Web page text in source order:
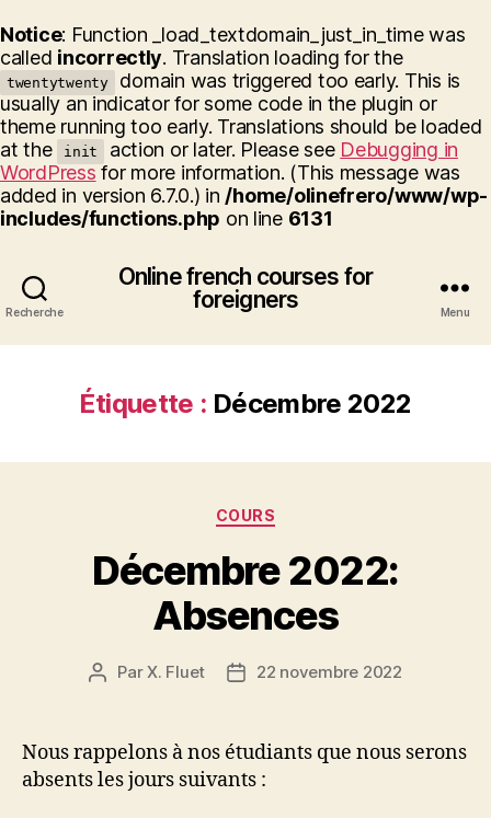
Notice: Function _load_textdomain_just_in_time was
called incorrectly. Translation loading for the
twentytwenty
domain was triggered too early. This is
usually an indicator for some code in the plugin or
theme running too early. Translations should be loaded
at the
init action or later. Please see Debugging in
WordPress for more information. (This message was
added in version 6.7.0.) in /home/olinefrero/www/wp-
includes/functions.php on line 6131
Recherche
Online french courses for
foreigners
Menu
Étiquette : Décembre 2022
Catégories
COURS
Décembre 2022:
Absences
Auteur
ParX. Fluet
Date22 novembre 2022
Nous rappelons à nos étudiants que nous serons
absents les jours suivants :